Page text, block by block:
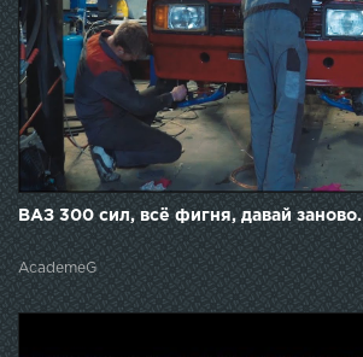
ВАЗ 300 сил, всё фигня, давай заново.
AcademeG